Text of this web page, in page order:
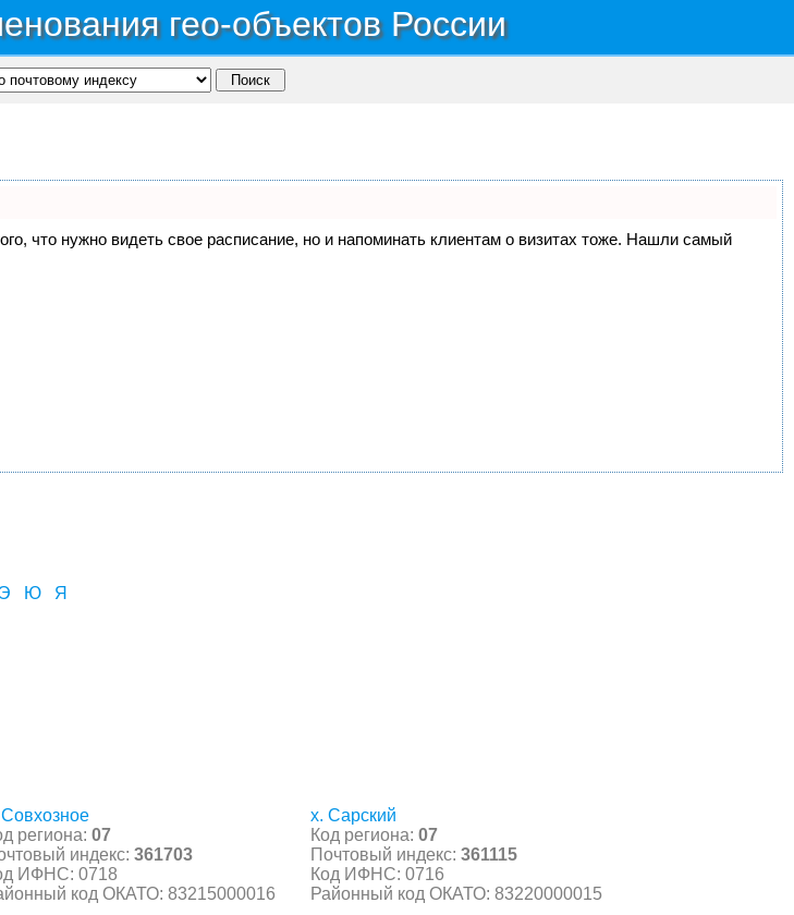
гео-объектов России
что нужно видеть свое расписание, но и напоминать клиентам о визитах тоже. Нашли самый
Э Ю Я
региона: 07
индекс: 361703
ИФНС: 0718
код ОКАТО: 83215000016
х. Сарский
Код региона: 07
Почтовый индекс: 361115
Код ИФНС: 0716
Районный код ОКАТО: 83220000015